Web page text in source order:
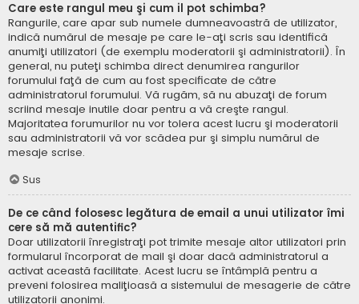
Care este rangul meu şi cum il pot schimba?
Rangurile, care apar sub numele dumneavoastră de utilizator,
indică numărul de mesaje pe care le-aţi scris sau identifică
anumiţi utilizatori (de exemplu moderatorii şi administratorii). În
general, nu puteţi schimba direct denumirea rangurilor
forumului faţă de cum au fost specificate de către
administratorul forumului. Vă rugăm, să nu abuzaţi de forum
scriind mesaje inutile doar pentru a vă creşte rangul.
Majoritatea forumurilor nu vor tolera acest lucru şi moderatorii
sau administratorii vă vor scădea pur şi simplu numărul de
mesaje scrise.
Sus
De ce când folosesc legătura de email a unui utilizator îmi
cere să mă autentific?
Doar utilizatorii înregistraţi pot trimite mesaje altor utilizatori prin
formularul încorporat de mail şi doar dacă administratorul a
activat această facilitate. Acest lucru se întâmplă pentru a
preveni folosirea maliţioasă a sistemului de mesagerie de către
utilizatorii anonimi.